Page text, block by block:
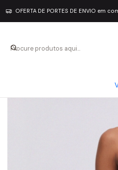
OFERTA DE PORTES DE ENVIO